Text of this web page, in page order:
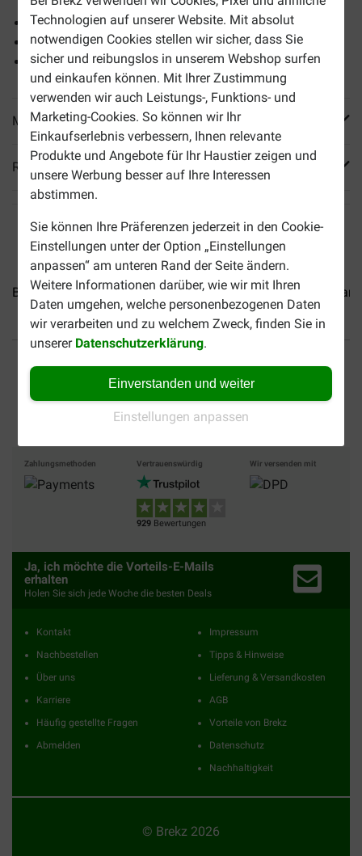
Technologien auf unserer Website. Mit absolut
notwendigen Cookies stellen wir sicher, dass Sie
sicher und reibungslos in unserem Webshop surfen
und einkaufen können. Mit Ihrer Zustimmung
verwenden wir auch Leistungs-, Funktions- und
Marketing-Cookies. So können wir Ihr
Einkaufserlebnis verbessern, Ihnen relevante
Produkte und Angebote für Ihr Haustier zeigen und
unsere Werbung besser auf Ihre Interessen
abstimmen.
Sie können Ihre Präferenzen jederzeit in den Cookie-
Einstellungen unter der Option „Einstellungen
anpassen“ am unteren Rand der Seite ändern.
Weitere Informationen darüber, wie wir mit Ihren
Daten umgehen, welche personenbezogenen Daten
wir verarbeiten und zu welchem Zweck, finden Sie in
unserer Datenschutzerklärung.
Einverstanden und weiter
Einstellungen anpassen
Natürliche Zutaten
Leicht verdaulich
Inhalt: 250 Gramm
Mehr Produktinfos
Reviews
Brekz Snacks - Pure Würste... Brekz Snacks -
Bis 30% günstiger
Versandkostenfrei ab 69 €
Zahlungsmethoden Vertrauenswürdig
929 Bewertungen
Wir versenden mit
Ja, ich möchte die Vorteils-E-Mails
erhalten
Holen Sie sich jede Woche die besten Deals
Kontakt
Nachbestellen
Über uns
Karriere
Häufig gestellte Fragen
Abmelden
Impressum
Tipps & Hinweise
Lieferung & Versandkosten
AGB
Vorteile von Brekz
Datenschutz
Nachhaltigkeit
© Brekz 2026